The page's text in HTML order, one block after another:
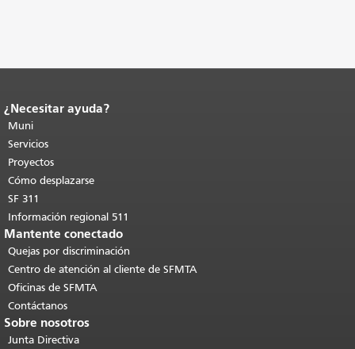
Fin del contenido de la página.
de esta página se repite en todas las
páginas.Volver al principio del
contenido principal
¿Necesitar ayuda?
Muni
Servicios
Proyectos
Cómo desplazarse
SF 311
Información regional 511
Mantente conectado
Quejas por discriminación
Centro de atención al cliente de SFMTA
Oficinas de SFMTA
Contáctanos
Sobre nosotros
Junta Directiva